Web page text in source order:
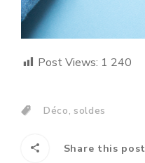
Post Views: 1 240
Déco, soldes
Share this post